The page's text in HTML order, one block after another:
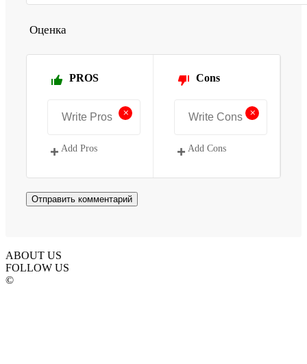
Оценка
PROS
+
Add Pros
Cons
+
Add Cons
ABOUT US
FOLLOW US
©